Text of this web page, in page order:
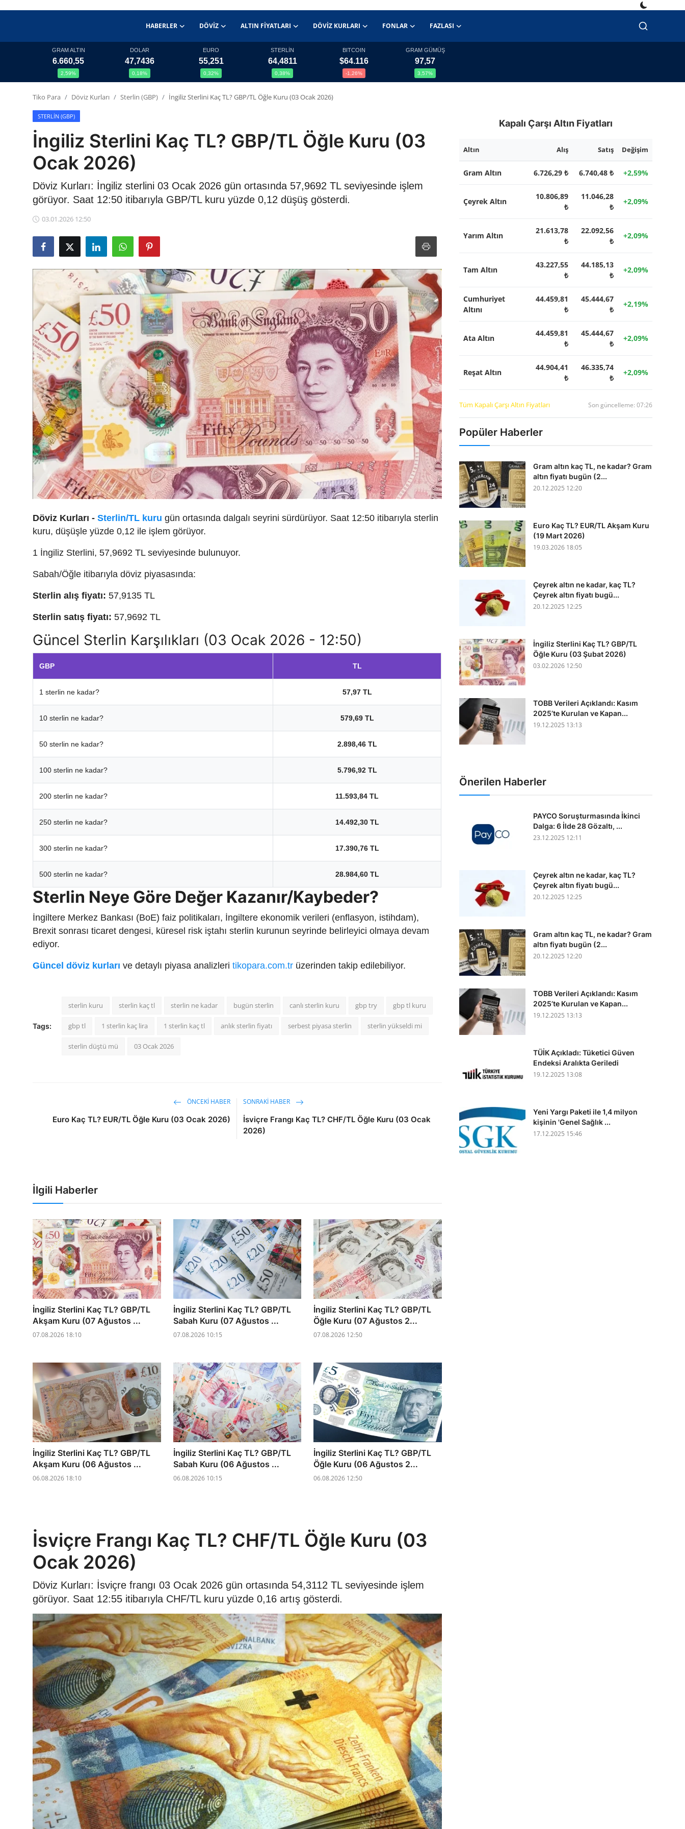
HABERLER DÖVIZ ALTIN FIYATLARI DÖVIZ KURLARI FONLAR FAZLASI
Altın Fiyatları
Döviz Kurları
Kripto Paralar
Çeviriciler
TCMB Kurları
Şirket Haberleri
GRAM ALTIN
6.660,55
2,59%
DOLAR
47,7436
0,18%
EURO
55,251
0,32%
STERLİN
64,4811
0,38%
BITCOIN
$64.116
-1,26%
GRAM GÜMÜŞ
97,57
3,57%
Tiko Para Döviz Kurları Sterlin (GBP) İngiliz Sterlini Kaç TL? GBP/TL Öğle Kuru (03 Ocak 2026)
STERLIN (GBP)
İngiliz Sterlini Kaç TL? GBP/TL Öğle Kuru (03
Ocak 2026)
Döviz Kurları: İngiliz sterlini 03 Ocak 2026 gün ortasında 57,9692 TL seviyesinde işlem
görüyor. Saat 12:50 itibarıyla GBP/TL kuru yüzde 0,12 düşüş gösterdi.
03.01.2026 12:50
Döviz Kurları - Sterlin/TL kuru gün ortasında dalgalı seyrini sürdürüyor. Saat 12:50 itibarıyla sterlin
kuru, düşüşle yüzde 0,12 ile işlem görüyor.
1 İngiliz Sterlini, 57,9692 TL seviyesinde bulunuyor.
Sabah/Öğle itibarıyla döviz piyasasında:
Sterlin alış fiyatı: 57,9135 TL
Sterlin satış fiyatı: 57,9692 TL
Güncel Sterlin Karşılıkları (03 Ocak 2026 - 12:50)
GBP TL
1 sterlin ne kadar? 57,97 TL
10 sterlin ne kadar? 579,69 TL
50 sterlin ne kadar? 2.898,46 TL
100 sterlin ne kadar? 5.796,92 TL
200 sterlin ne kadar? 11.593,84 TL
250 sterlin ne kadar? 14.492,30 TL
300 sterlin ne kadar? 17.390,76 TL
500 sterlin ne kadar? 28.984,60 TL
Sterlin Neye Göre Değer Kazanır/Kaybeder?
İngiltere Merkez Bankası (BoE) faiz politikaları, İngiltere ekonomik verileri (enflasyon, istihdam),
Brexit sonrası ticaret dengesi, küresel risk iştahı sterlin kurunun seyrinde belirleyici olmaya devam
ediyor.
Güncel döviz kurları ve detaylı piyasa analizleri tikopara.com.tr üzerinden takip edilebiliyor.
Tags:
sterlin kuru sterlin kaç tl sterlin ne kadar bugün sterlin canlı sterlin kuru gbp try gbp tl kuru
gbp tl 1 sterlin kaç lira 1 sterlin kaç tl anlık sterlin fiyatı serbest piyasa sterlin sterlin yükseldi mi
sterlin düştü mü 03 Ocak 2026
ÖNCEKI HABER
Euro Kaç TL? EUR/TL Öğle Kuru (03 Ocak 2026)
SONRAKI HABER
İsviçre Frangı Kaç TL? CHF/TL Öğle Kuru (03 Ocak
2026)
İlgili Haberler
İngiliz Sterlini Kaç TL? GBP/TL
Akşam Kuru (07 Ağustos ...
07.08.2026 18:10
İngiliz Sterlini Kaç TL? GBP/TL
Sabah Kuru (07 Ağustos ...
07.08.2026 10:15
İngiliz Sterlini Kaç TL? GBP/TL
Öğle Kuru (07 Ağustos 2...
07.08.2026 12:50
İngiliz Sterlini Kaç TL? GBP/TL
Akşam Kuru (06 Ağustos ...
06.08.2026 18:10
İngiliz Sterlini Kaç TL? GBP/TL
Sabah Kuru (06 Ağustos ...
06.08.2026 10:15
İngiliz Sterlini Kaç TL? GBP/TL
Öğle Kuru (06 Ağustos 2...
06.08.2026 12:50
İsviçre Frangı Kaç TL? CHF/TL Öğle Kuru (03
Ocak 2026)
Döviz Kurları: İsviçre frangı 03 Ocak 2026 gün ortasında 54,3112 TL seviyesinde işlem
görüyor. Saat 12:55 itibarıyla CHF/TL kuru yüzde 0,16 artış gösterdi.
Kapalı Çarşı Altın Fiyatları
Altın Alış Satış Değişim
Gram Altın 6.726,29 ₺ 6.740,48 ₺ +2,59%
Çeyrek Altın
10.806,89
₺
11.046,28
₺
+2,09%
Yarım Altın
21.613,78
₺
22.092,56
₺
+2,09%
Tam Altın
43.227,55
₺
44.185,13
₺
+2,09%
Cumhuriyet
Altını
44.459,81
₺
45.444,67
₺
+2,19%
Ata Altın
44.459,81
₺
45.444,67
₺
+2,09%
Reşat Altın
44.904,41
₺
46.335,74
₺
+2,09%
Tüm Kapalı Çarşı Altın Fiyatları Son güncelleme: 07:26
Popüler Haberler
Gram altın kaç TL, ne kadar? Gram
altın fiyatı bugün (2...
20.12.2025 12:20
Euro Kaç TL? EUR/TL Akşam Kuru
(19 Mart 2026)
19.03.2026 18:05
Çeyrek altın ne kadar, kaç TL?
Çeyrek altın fiyatı bugü...
20.12.2025 12:25
İngiliz Sterlini Kaç TL? GBP/TL
Öğle Kuru (03 Şubat 2026)
03.02.2026 12:50
TOBB Verileri Açıklandı: Kasım
2025’te Kurulan ve Kapan...
19.12.2025 13:13
Önerilen Haberler
PAYCO Soruşturmasında İkinci
Dalga: 6 İlde 28 Gözaltı, ...
23.12.2025 12:11
Çeyrek altın ne kadar, kaç TL?
Çeyrek altın fiyatı bugü...
20.12.2025 12:25
Gram altın kaç TL, ne kadar? Gram
altın fiyatı bugün (2...
20.12.2025 12:20
TOBB Verileri Açıklandı: Kasım
2025’te Kurulan ve Kapan...
19.12.2025 13:13
TÜİK Açıkladı: Tüketici Güven
Endeksi Aralıkta Geriledi
19.12.2025 13:08
Yeni Yargı Paketi ile 1,4 milyon
kişinin 'Genel Sağlık ...
17.12.2025 15:46